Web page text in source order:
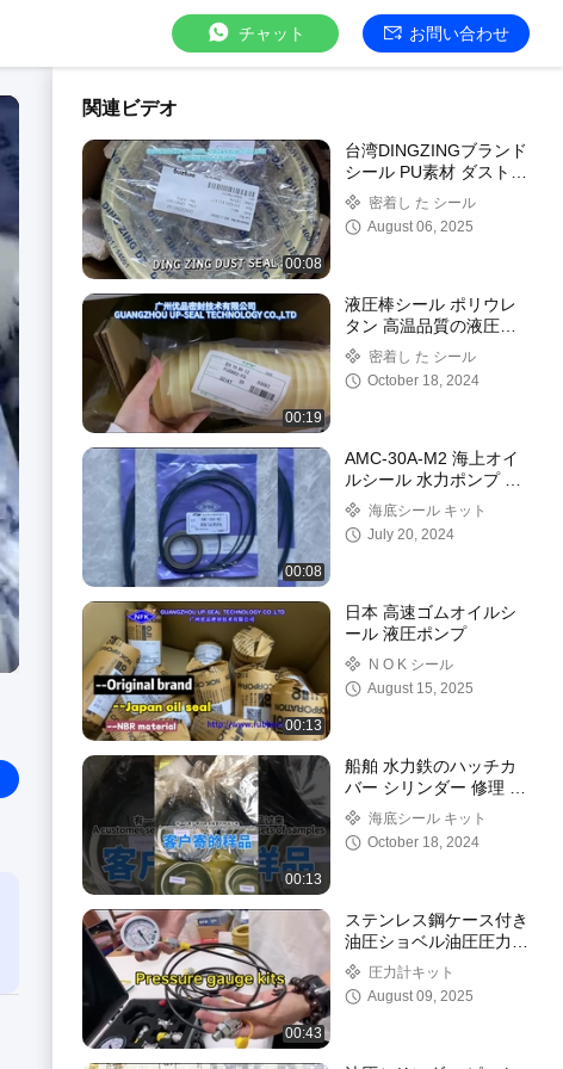
チャット お問い合わせ
関連ビデオ
00:08
台湾DINGZINGブランド
シール PU素材 ダストシ
ール (油圧シリンダー用)
密着し た シール
August 06, 2025
00:19
液圧棒シール ポリウレ
タン 高温品質の液圧シ
ール密着し た シール
October 18, 2024
00:08
AMC-30A-M2 海上オイ
ルシール 水力ポンプ モ
ーターオイルシール修理
キット 船舶用
海底シール キット
July 20, 2024
00:13
日本 高速ゴムオイルシ
ール 液圧ポンプ
N O K シール
August 15, 2025
00:13
船舶 水力鉄のハッチカ
バー シリンダー 修理 シ
ールキット
海底シール キット
October 18, 2024
00:43
ステンレス鋼ケース付き
油圧ショベル油圧圧力テ
ストゲージキット
圧力計キット
August 09, 2025